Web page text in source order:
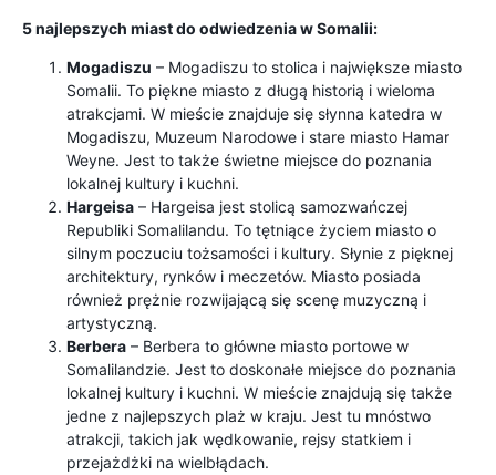
5 najlepszych miast do odwiedzenia w Somalii:
Mogadiszu – Mogadiszu to stolica i największe miasto
Somalii. To piękne miasto z długą historią i wieloma
atrakcjami. W mieście znajduje się słynna katedra w
Mogadiszu, Muzeum Narodowe i stare miasto Hamar
Weyne. Jest to także świetne miejsce do poznania
lokalnej kultury i kuchni.
Hargeisa – Hargeisa jest stolicą samozwańczej
Republiki Somalilandu. To tętniące życiem miasto o
silnym poczuciu tożsamości i kultury. Słynie z pięknej
architektury, rynków i meczetów. Miasto posiada
również prężnie rozwijającą się scenę muzyczną i
artystyczną.
Berbera – Berbera to główne miasto portowe w
Somalilandzie. Jest to doskonałe miejsce do poznania
lokalnej kultury i kuchni. W mieście znajdują się także
jedne z najlepszych plaż w kraju. Jest tu mnóstwo
atrakcji, takich jak wędkowanie, rejsy statkiem i
przejażdżki na wielbłądach.